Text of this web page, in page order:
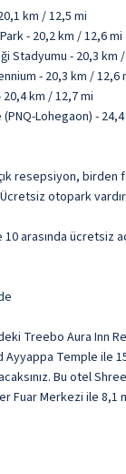
km / 12,5 mi
- 20,2 km / 12,6 mi
Stadyumu - 20,3 km
- 20,3 km / 12,6
km / 12,7 mi
(PNQ-Lohegaon) -
resepsiyon, birden
otopark vardır.
arasında ücretsiz
Treebo Aura Inn
Ayyappa Temple ile
Bu otel
Fuar Merkezi ile 8,1